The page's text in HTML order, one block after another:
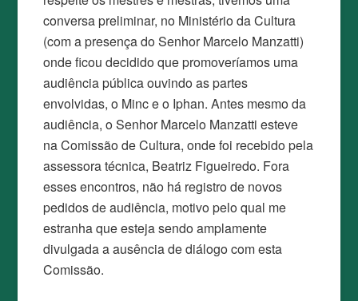
conversa preliminar, no Ministério da Cultura
(com a presença do Senhor Marcelo Manzatti)
onde ficou decidido que promoveríamos uma
audiência pública ouvindo as partes
envolvidas, o Minc e o Iphan. Antes mesmo da
audiência, o Senhor Marcelo Manzatti esteve
na Comissão de Cultura, onde foi recebido pela
assessora técnica, Beatriz Figueiredo. Fora
esses encontros, não há registro de novos
pedidos de audiência, motivo pelo qual me
estranha que esteja sendo amplamente
divulgada a ausência de diálogo com esta
Comissão.